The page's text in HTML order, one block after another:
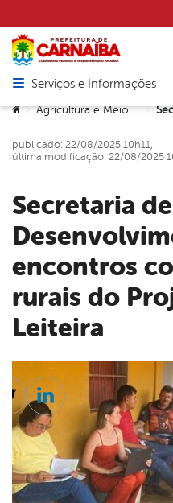
Abrir menu principal de
Serviços e Informações
Você está aqui:
> Agricultura e Meio Ambiente >
Secretaria de
encontros
rurais do
Leiteira
publicado: 22/08/2025 10h11,
última modificação: 22/08/2025
Twitter
Linkedin